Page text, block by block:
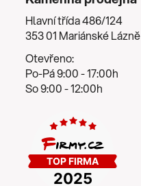
Hlavní třída 486/124
353 01 Mariánské Lázně
Otevřeno:
Po-Pá 9:00 - 17:00h
So 9:00 - 12:00h